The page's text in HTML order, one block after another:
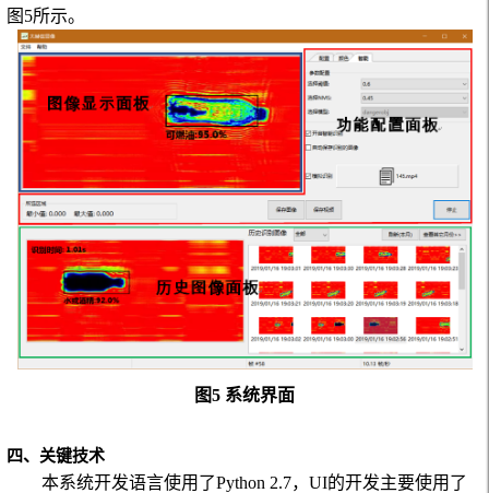
图 5所示。
图5 系统界面
四、关键技术
本系统开发语言使用了Python 2.7， UI的开发主要使用了